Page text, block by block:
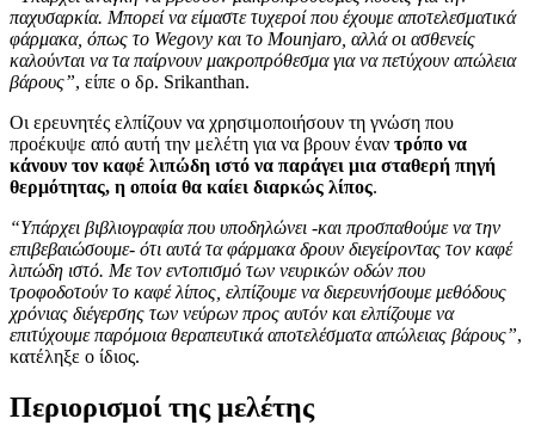
παχυσαρκία. Μπορεί να είμαστε τυχεροί που έχουμε αποτελεσματικά
φάρμακα, όπως το Wegovy και το Mounjaro, αλλά οι ασθενείς
καλούνται να τα παίρνουν μακροπρόθεσμα για να πετύχουν απώλεια
βάρους”, είπε ο δρ. Srikanthan.
Οι ερευνητές ελπίζουν να χρησιμοποιήσουν τη γνώση που
προέκυψε από αυτή την μελέτη για να βρουν έναν τρόπο να
κάνουν τον καφέ λιπώδη ιστό να παράγει μια σταθερή πηγή
θερμότητας, η οποία θα καίει διαρκώς λίπος.
“Υπάρχει βιβλιογραφία που υποδηλώνει -και προσπαθούμε να την
επιβεβαιώσουμε- ότι αυτά τα φάρμακα δρουν διεγείροντας τον καφέ
λιπώδη ιστό. Με τον εντοπισμό των νευρικών οδών που
τροφοδοτούν το καφέ λίπος, ελπίζουμε να διερευνήσουμε μεθόδους
χρόνιας διέγερσης των νεύρων προς αυτόν και ελπίζουμε να
επιτύχουμε παρόμοια θεραπευτικά αποτελέσματα απώλειας βάρους”,
κατέληξε ο ίδιος.
Περιορισμοί της μελέτης